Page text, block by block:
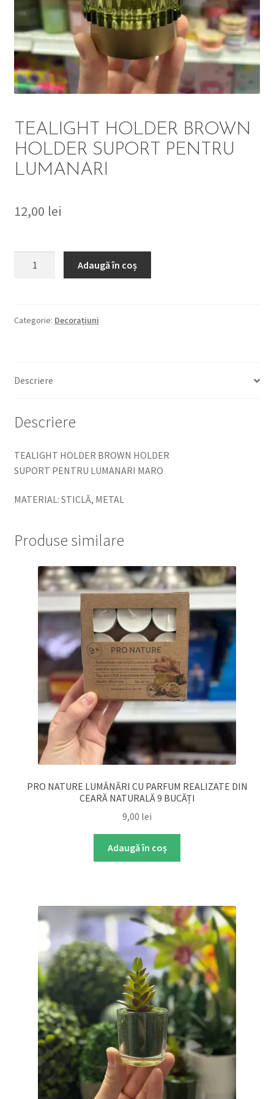
DETERGENT
SOLUȚII CURĂȚENIE
ÎNGRIJIRE
PERSONALĂ
TEALIGHT HOLDER BROWN
HOLDER SUPORT PENTRU
LUMANARI
12,00 lei
HOLDER
Adaugă în coș
Categorie: Decorațiuni
Descriere
Descriere
TEALIGHT HOLDER BROWN HOLDER
SUPORT PENTRU LUMANARI MARO
MATERIAL: STICLĂ, METAL
Produse similare
PRO NATURE LUMÂNĂRI CU PARFUM REALIZATE DIN
CEARĂ NATURALĂ 9 BUCĂȚI
9,00 lei
Adaugă în coș